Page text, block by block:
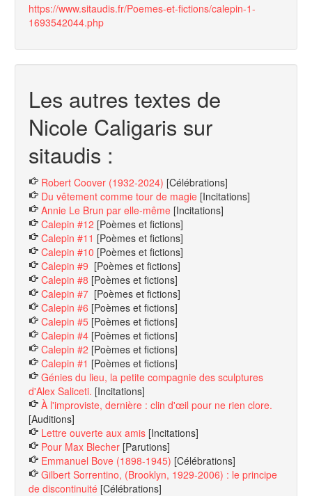
https://www.sitaudis.fr/Poemes-et-fictions/calepin-1-
1693542044.php
Les autres textes de
Nicole Caligaris sur
sitaudis :
Robert Coover (1932-2024) [Célébrations]
Du vêtement comme tour de magie [Incitations]
Annie Le Brun par elle-même [Incitations]
Calepin #12 [Poèmes et fictions]
Calepin #11 [Poèmes et fictions]
Calepin #10 [Poèmes et fictions]
Calepin #9 [Poèmes et fictions]
Calepin #8 [Poèmes et fictions]
Calepin #7 [Poèmes et fictions]
Calepin #6 [Poèmes et fictions]
Calepin #5 [Poèmes et fictions]
Calepin #4 [Poèmes et fictions]
Calepin #2 [Poèmes et fictions]
Calepin #1 [Poèmes et fictions]
Génies du lieu, la petite compagnie des sculptures
d'Alex Saliceti. [Incitations]
À l'improviste, dernière : clin d'œil pour ne rien clore.
[Auditions]
Lettre ouverte aux amis [Incitations]
Pour Max Blecher [Parutions]
Emmanuel Bove (1898-1945) [Célébrations]
Gilbert Sorrentino, (Brooklyn, 1929-2006) : le principe
de discontinuité [Célébrations]